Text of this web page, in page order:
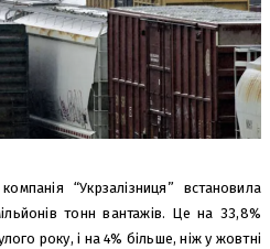
“Укрзалізниця” встановила
тонн вантажів. Це на 33,8%
року, і на 4% більше, ніж у жовтні